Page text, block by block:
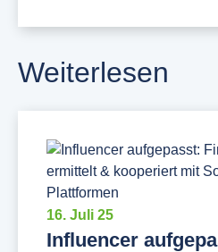
Weiterlesen
16. Juli 25
Influencer